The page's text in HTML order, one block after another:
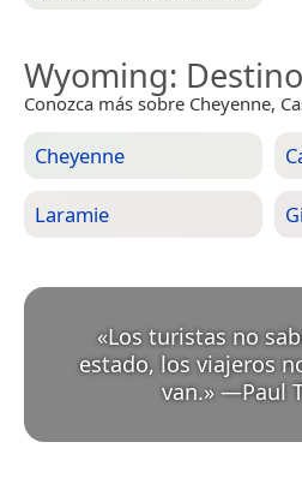
Wyoming:
Conozca más sobre Cheyenne,
Cheyenne
Laramie
«Los turistas no
estado, los viajeros
van.» —Paul